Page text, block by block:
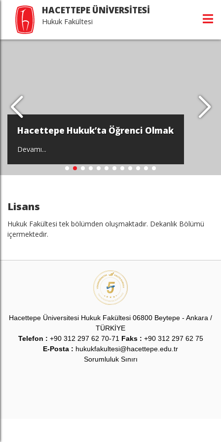
HACETTEPE ÜNİVERSİTESİ
Hukuk Fakültesi
Hacettepe Hukuk’ta Öğrenci Olmak
Devamı...
Lisans
Hukuk Fakültesi tek bölümden oluşmaktadır. Dekanlık Bölümü
içermektedir.
Hacettepe Üniversitesi Hukuk Fakültesi 06800 Beytepe - Ankara /
TÜRKİYE
Telefon : +90 312 297 62 70-71 Faks : +90 312 297 62 75
E-Posta : hukukfakultesi@hacettepe.edu.tr
Sorumluluk Sınırı